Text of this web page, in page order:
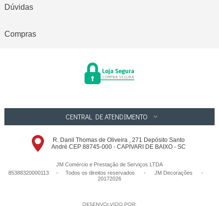
Dúvidas
Compras
CENTRAL DE ATENDIMENTO
R. Danil Thomas de Oliveira , 271 Depósito Santo
André CEP 88745-000 - CAPIVARI DE BAIXO - SC
JM Comércio e Prestação de Serviços LTDA
85388320000113 - Todos os direitos reservados
- JM Decorações
-
20172026